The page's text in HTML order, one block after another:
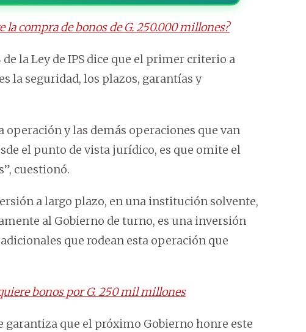
la compra de bonos de G. 250.000 millones?
la Ley de IPS dice que el primer criterio a
la seguridad, los plazos, garantías y
operación y las demás operaciones que van
el punto de vista jurídico, es que omite el
cuestionó.
a largo plazo, en una institución solvente,
al Gobierno de turno, es una inversión
que rodean esta operación que
bonos por G. 250 mil millones
garantiza que el próximo Gobierno honre este